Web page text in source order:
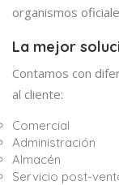
organismos
La mejor
Contamos con
al cliente:
Comercial
Administración
Almacén
Servicio post-